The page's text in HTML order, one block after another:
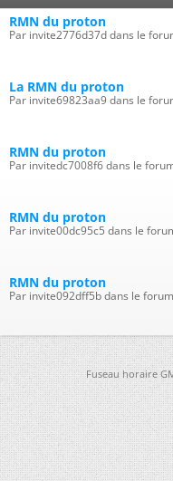
RMN du proton
Par invite2776d37d dans le
La RMN du proton
Par invite69823aa9 dans le
RMN du proton
Par invitedc7008f6 dans le
RMN du proton
Par invite00dc95c5 dans le
RMN du proton
Par invite092dff5b dans le
Fuseau horaire